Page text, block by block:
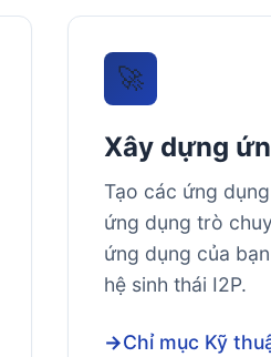
🚀
Xây dựng
Tạo các ứng
ứng dụng trò
ứng dụng của
hệ sinh thái I2P.
Chỉ mục Kỹ